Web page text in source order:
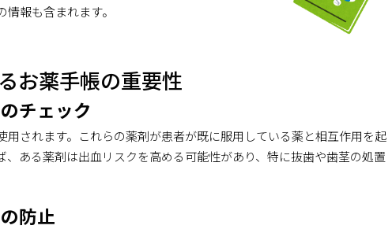
報も含まれます。
お薬手帳の重要性
チェック
用されます。これらの薬剤が患者が既に服用している薬と相互作用を起
、ある薬剤は出血リスクを高める可能性があり、特に抜歯や歯茎の処置
防止